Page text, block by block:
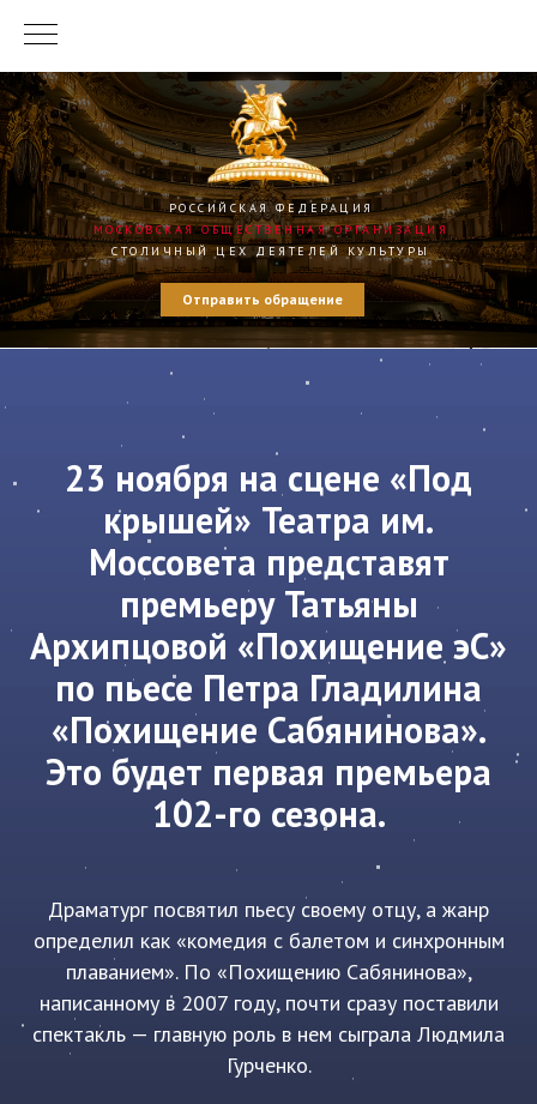
Отправить обращение
РОССИЙСКАЯ ФЕДЕРАЦИЯ
МОСКОВСКАЯ ОБЩЕСТВЕННАЯ ОРГАНИЗАЦИЯ
СТОЛИЧНЫЙ ЦЕХ ДЕЯТЕЛЕЙ КУЛЬТУРЫ
23 ноября на сцене «Под
крышей» Театра им.
Моссовета представят
премьеру Татьяны
Архипцовой «Похищение эС»
по пьесе Петра Гладилина
«Похищение Сабянинова».
Это будет первая премьера
102-го сезона.
Драматург посвятил пьесу своему отцу, а жанр
определил как «комедия с балетом и синхронным
плаванием». По «Похищению Сабянинова»,
написанному в 2007 году, почти сразу поставили
спектакль — главную роль в нем сыграла Людмила
Гурченко.